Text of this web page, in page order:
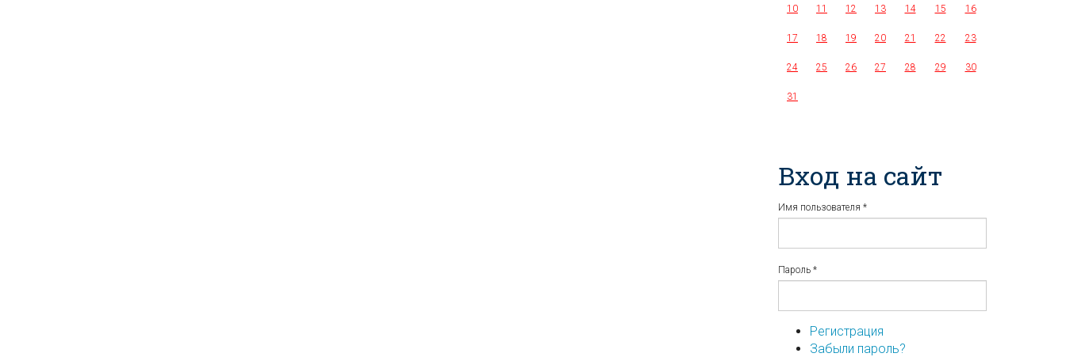
10 11 12 13 14 15 16
17 18 19 20 21 22 23
24 25 26 27 28 29 30
31
Вход на сайт
Имя пользователя *
Пароль *
Регистрация
Забыли пароль?